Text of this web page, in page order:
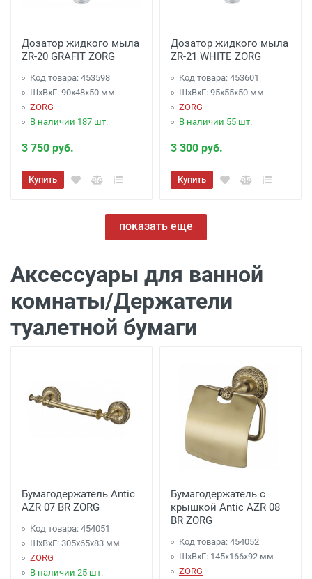
Дозатор жидкого мыла
ZR-20 GRAFIT ZORG
Код товара: 453598
ШхВхГ: 90х48х50 мм
ZORG
В наличии 187 шт.
3 750 руб.
Купить
Дозатор жидкого мыла
ZR-21 WHITE ZORG
Код товара: 453601
ШхВхГ: 95х55х50 мм
ZORG
В наличии 55 шт.
3 300 руб.
Купить
показать еще
Аксессуары для ванной
комнаты/Держатели
туалетной бумаги
Бумагодержатель Antic
AZR 07 BR ZORG
Код товара: 454051
ШхВхГ: 305х65х83 мм
ZORG
В наличии 25 шт.
Бумагодержатель с
крышкой Antic AZR 08
BR ZORG
Код товара: 454052
ШхВхГ: 145х166х92 мм
ZORG